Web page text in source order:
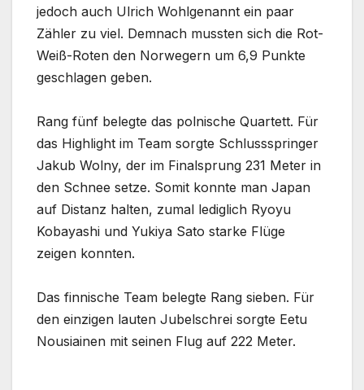
jedoch auch Ulrich Wohlgenannt ein paar
Zähler zu viel. Demnach mussten sich die Rot-
Weiß-Roten den Norwegern um 6,9 Punkte
geschlagen geben.
Rang fünf belegte das polnische Quartett. Für
das Highlight im Team sorgte Schlussspringer
Jakub Wolny, der im Finalsprung 231 Meter in
den Schnee setze. Somit konnte man Japan
auf Distanz halten, zumal lediglich Ryoyu
Kobayashi und Yukiya Sato starke Flüge
zeigen konnten.
Das finnische Team belegte Rang sieben. Für
den einzigen lauten Jubelschrei sorgte Eetu
Nousiainen mit seinen Flug auf 222 Meter.